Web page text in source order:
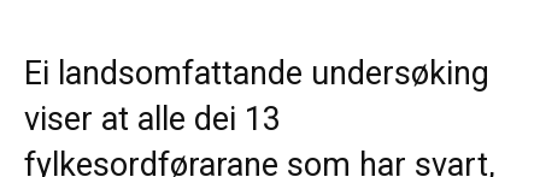
Ei landsomfattande undersøking
viser at alle dei 13
fylkesordførarane som har svart,